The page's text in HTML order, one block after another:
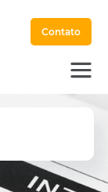
Contato